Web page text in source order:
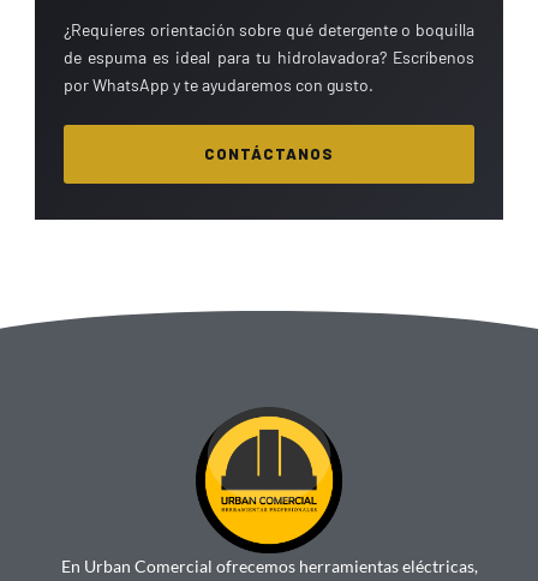
¿Requieres orientación sobre qué detergente o boquilla
de espuma es ideal para tu hidrolavadora? Escríbenos
por WhatsApp y te ayudaremos con gusto.
CONTÁCTANOS
En Urban Comercial ofrecemos herramientas eléctricas,